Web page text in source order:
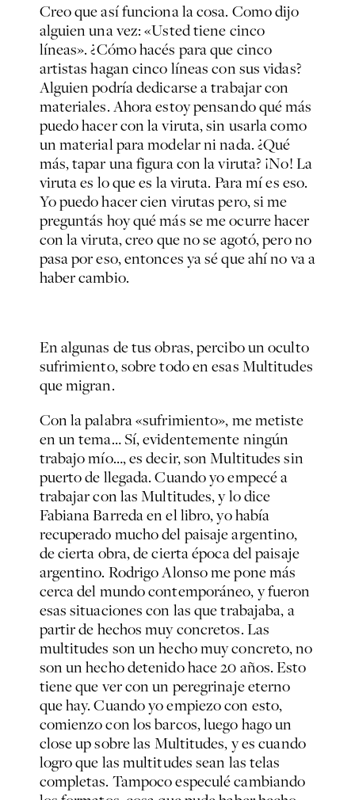
Creo que así funciona la cosa. Como dijo
alguien una vez: «Usted tiene cinco
líneas». ¿Cómo hacés para que cinco
artistas hagan cinco líneas con sus vidas?
Alguien podría dedicarse a trabajar con
materiales. Ahora estoy pensando qué más
puedo hacer con la viruta, sin usarla como
un material para modelar ni nada. ¿Qué
más, tapar una figura con la viruta? ¡No! La
viruta es lo que es la viruta. Para mí es eso.
Yo puedo hacer cien virutas pero, si me
preguntás hoy qué más se me ocurre hacer
con la viruta, creo que no se agotó, pero no
pasa por eso, entonces ya sé que ahí no va a
haber cambio.
En algunas de tus obras, percibo un oculto
sufrimiento, sobre todo en esasMultitudes
que migran.
Con la palabra «sufrimiento», me metiste
en un tema… Sí, evidentemente ningún
trabajo mío…, es decir, sonMultitudessin
puerto de llegada. Cuando yo empecé a
trabajar con lasMultitudes,y lo dice
Fabiana Barreda en el libro, yo había
recuperado mucho del paisaje argentino,
de cierta obra, de cierta época del paisaje
argentino. Rodrigo Alonso me pone más
cerca del mundo contemporáneo, y fueron
esas situaciones con las que trabajaba, a
partir de hechos muy concretos. Las
multitudes son un hecho muy concreto, no
son un hecho detenido hace 20 años. Esto
tiene que ver con un peregrinaje eterno
que hay. Cuando yo empiezo con esto,
comienzo con los barcos, luego hago un
close upsobre las Multitudes,y es cuando
logro que las multitudes sean las telas
completas. Tampoco especulé cambiando